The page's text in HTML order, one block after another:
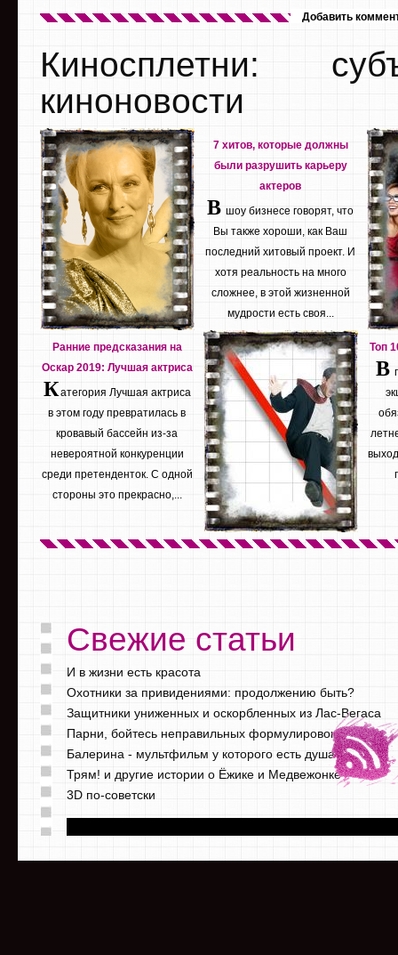
Добавить
Киносплетни:
киноновости
Ранние предсказания на
Оскар 2019: Лучшая актриса
Категория Лучшая актриса
в этом году превратилась в
кровавый бассейн из-за
невероятной конкуренции
среди претенденток. С одной
стороны это прекрасно,...
7 хитов, которые должны
были разрушить карьеру
актеров
В шоу бизнесе говорят, что
Вы также хороши, как Ваш
последний хитовый проект. И
хотя реальность на много
сложнее, в этой жизненной
мудрости есть своя...
Топ
В
Свежие статьи
И в жизни есть красота
Охотники за привидениями: продолжению быть?
Защитники униженных и оскорбленных из Лас-Вегаса
Парни, бойтесь неправильных формулировок
Балерина - мультфильм у которого есть душа
Трям! и другие истории о Ёжике и Медвежонке
3D по-советски